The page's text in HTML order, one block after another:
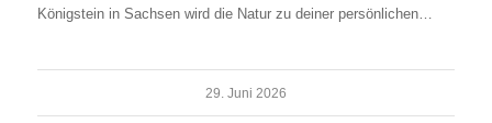
Königstein in Sachsen wird die Natur zu deiner persönlichen…
29. Juni 2026